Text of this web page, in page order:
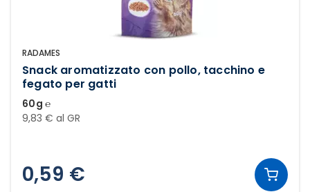
RADAMES
Snack aromatizzato con pollo, tacchino e
fegato per gatti
60g ℮
9,83 € al GR
0,59 €